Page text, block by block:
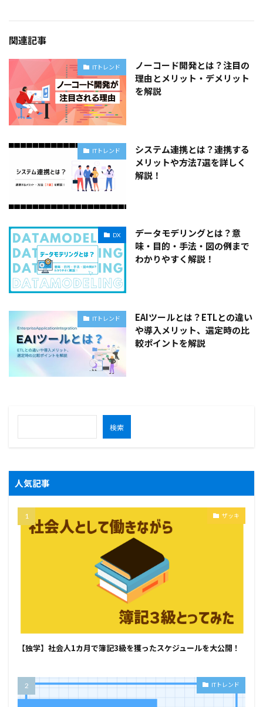
関連記事
ITトレンド
ノーコード開発とは？注目の
理由とメリット・デメリット
を解説
ITトレンド
システム連携とは？連携する
メリットや方法7選を詳しく
解説！
DX
データモデリングとは？意
味・目的・手法・図の例まで
わかりやすく解説！
ITトレンド
EAIツールとは？ETLとの違い
や導入メリット、選定時の比
較ポイントを解説
検索
人気記事
ザッキ
【独学】社会人1カ月で簿記3級を獲ったスケジュールを大公開！
ITトレンド